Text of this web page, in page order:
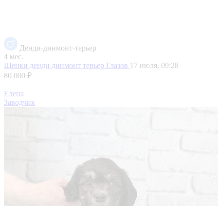
Денди-динмонт-терьер
4 мес.
Щенки денди динмонт терьер Глазов 17 июля, 09:28
80 000 ₽
Елена
Заводчик